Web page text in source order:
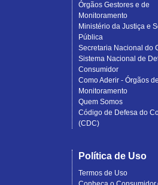
Órgãos Gestores e de
Monitoramento
Ministério da Justiça e
Pública
Secretaria Nacional do
Sistema Nacional de
Consumidor
Como Aderir - Órgãos de
Monitoramento
Quem Somos
Código de Defesa do
(CDC)
Política de Uso
Termos de Uso